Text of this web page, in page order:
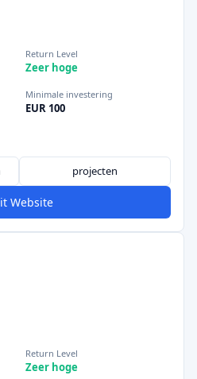
Return Level
Zeer hoge
Minimale investering
EUR 100
projecten
Website
Return Level
Zeer hoge